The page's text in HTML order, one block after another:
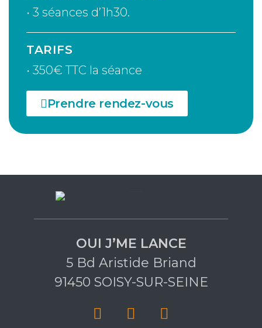
• 3 séances d’1h30.
TARIFS
• 350€ TTC la séance
Prendre rendez-vous
OUI J’ME LANCE
5 Bd Aristide Briand
91450 SOISY-SUR-SEINE